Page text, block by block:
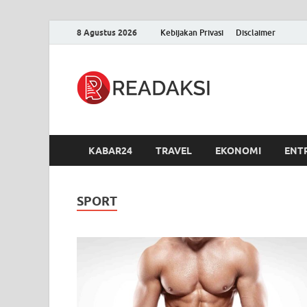
8 Agustus 2026 Kebijakan Privasi Disclaimer
KABAR24 TRAVEL EKONOMI
SPORT